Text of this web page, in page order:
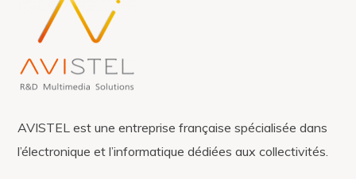
AVISTEL est une entreprise française spécialisée dans
l’électronique et l’informatique dédiées aux collectivités.